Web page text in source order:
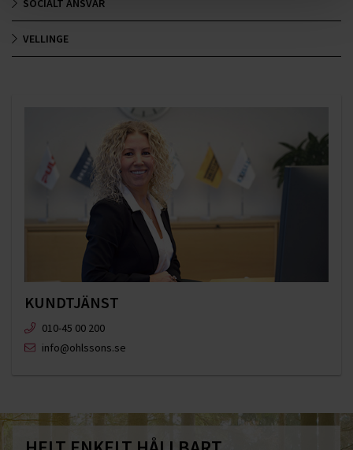
SOCIALT ANSVAR
VELLINGE
KUNDTJÄNST
010-45 00 200​
info@ohlssons.se